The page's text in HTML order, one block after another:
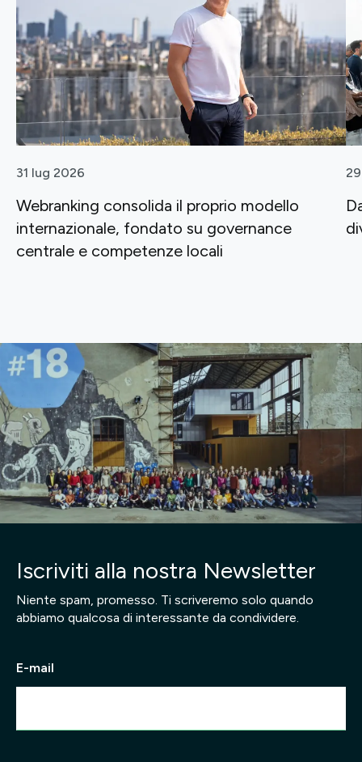
31 lug 2026
Webranking consolida il proprio modello
internazionale, fondato su governance
centrale e competenze locali
Iscriviti alla nostra Newsletter
Niente spam, promesso. Ti scriveremo solo quando
abbiamo qualcosa di interessante da condividere.
E-mail